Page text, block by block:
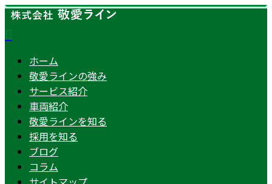
ホーム
敬愛ラインの強み
サービス紹介
車両紹介
敬愛ラインを知る
採用を知る
ブログ
コラム